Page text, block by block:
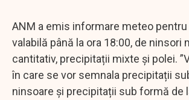
ANM a emis informare meteo pentru
valabilă până la ora 18:00, de ninsori
cantitativ, precipitații mixte și polei.
în care se vor semnala precipitații
ninsoare și precipitații sub formă de